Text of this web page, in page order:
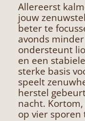
Allereerst
jouw
beter te
avonds
ondersteunt
en een
sterke basis
speelt
herstel
nacht.
op vier sporen